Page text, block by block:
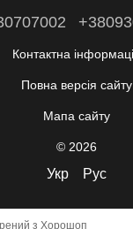
Контактна
Повна версія сайту
Мапа сайту
© 2026
Укр Рус
з Хорошоп